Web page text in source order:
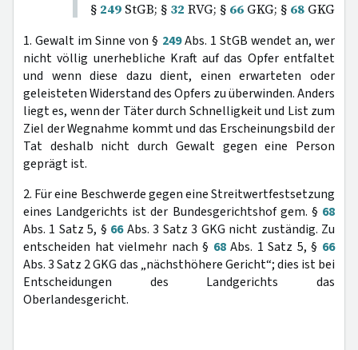
§ 249 StGB; § 32 RVG; § 66 GKG; § 68 GKG
1. Gewalt im Sinne von § 249Abs. 1 StGB wendet an, wer
nicht völlig unerhebliche Kraft auf das Opfer entfaltet
und wenn diese dazu dient, einen erwarteten oder
geleisteten Widerstand des Opfers zu überwinden. Anders
liegt es, wenn der Täter durch Schnelligkeit und List zum
Ziel der Wegnahme kommt und das Erscheinungsbild der
Tat deshalb nicht durch Gewalt gegen eine Person
geprägt ist.
2. Für eine Beschwerde gegen eine Streitwertfestsetzung
eines Landgerichts ist der Bundesgerichtshof gem. § 68
Abs. 1 Satz 5, § 66Abs. 3 Satz 3 GKG nicht zuständig. Zu
entscheiden hat vielmehr nach § 68Abs. 1 Satz 5, § 66
Abs. 3 Satz 2 GKG das „nächsthöhere Gericht“; dies ist bei
Entscheidungen des Landgerichts das
Oberlandesgericht.